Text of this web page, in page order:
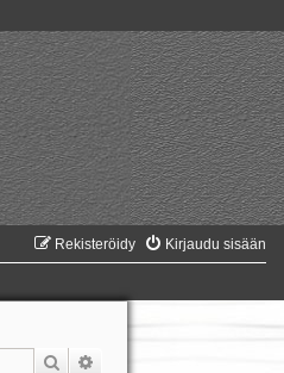
Kirjaudu sisään
Rekisteröidy
Etsi